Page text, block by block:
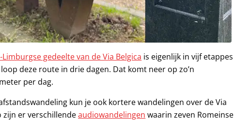
Limburgse gedeelte van de Via Belgica is eigenlijk in vijf etappes
deze route in drie dagen. Dat komt neer op zo’n
per dag.
kun je ook kortere wandelingen over de Via
zijn er verschillendeaudiowandelingen waarin zeven Romeinse